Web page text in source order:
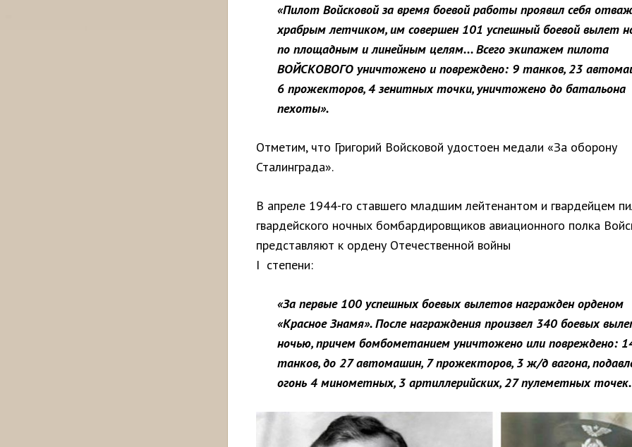
«Пилот Войсковой за время боевой работы проявил себя
храбрым летчиком, им совершен 101 успешный боевой вылет
по площадным и линейным целям... Всего экипажем пилота
ВОЙСКОВОГО уничтожено и повреждено: 9 танков, 23
6 прожекторов, 4 зенитных точки, уничтожено до батальона
пехоты».
Отметим, что Григорий Войсковой удостоен медали «За оборону
Сталинграда».
В апреле 1944-го ставшего младшим лейтенантом и гвардейцем
гвардейского ночных бомбардировщиков авиационного полка
представляют к ордену Отечественной войны
I степени:
«За первые 100 успешных боевых вылетов награжден орденом
«Красное Знамя». После награждения произвел 340 боевых
ночью, причем бомбометанием уничтожено или повреждено:
танков, до 27 автомашин, 7 прожекторов, 3 ж/д вагона,
огонь 4 минометных, 3 артиллерийских, 27 пулеметных